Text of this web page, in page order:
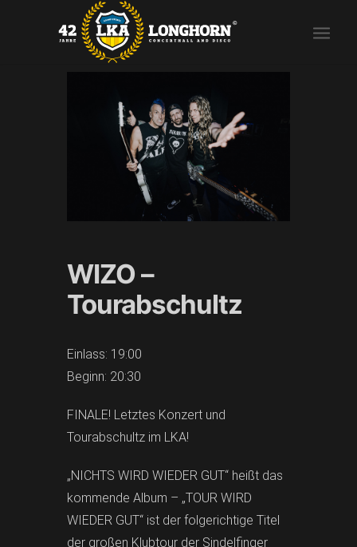
WIZO –
Tourabschultz
Einlass: 19:00
Beginn: 20:30
FINALE! Letztes Konzert und
Tourabschultz im LKA!
„NICHTS WIRD WIEDER GUT“ heißt das
kommende Album – „TOUR WIRD
WIEDER GUT“ ist der folgerichtige Titel
der großen Klubtour der Sindelfinger